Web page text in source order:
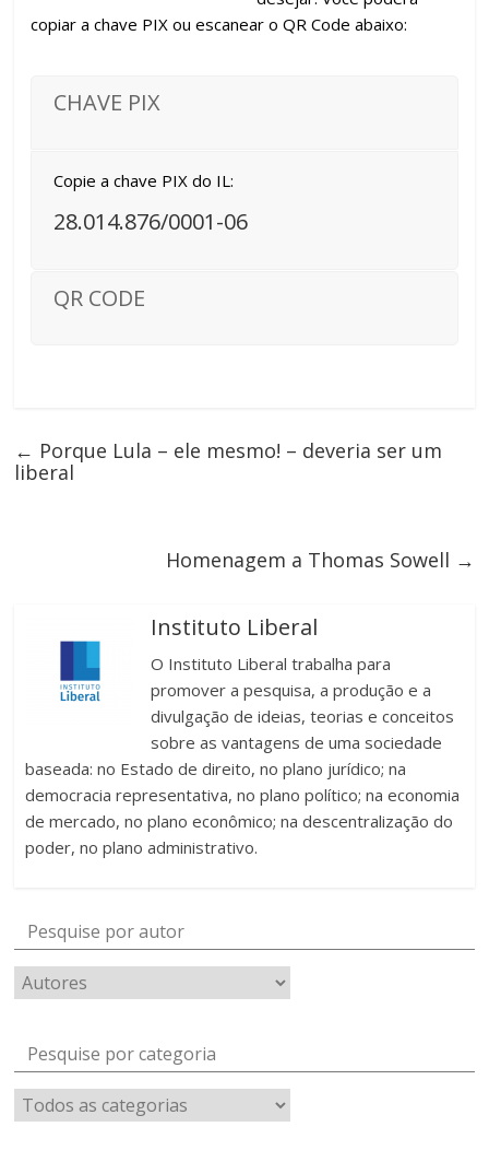
copiar a chave PIX ou escanear o QR Code abaixo:
CHAVE PIX
Copie a chave PIX do IL:
28.014.876/0001-06
QR CODE
← Porque Lula – ele mesmo! – deveria ser um
liberal
Homenagem a Thomas Sowell →
Instituto Liberal
O Instituto Liberal trabalha para
promover a pesquisa, a produção e a
divulgação de ideias, teorias e conceitos
sobre as vantagens de uma sociedade
baseada: no Estado de direito, no plano jurídico; na
democracia representativa, no plano político; na economia
de mercado, no plano econômico; na descentralização do
poder, no plano administrativo.
Pesquise por autor
Pesquise por categoria